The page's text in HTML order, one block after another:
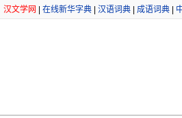
汉文学网 在线新华字典 汉语词典 成语词典